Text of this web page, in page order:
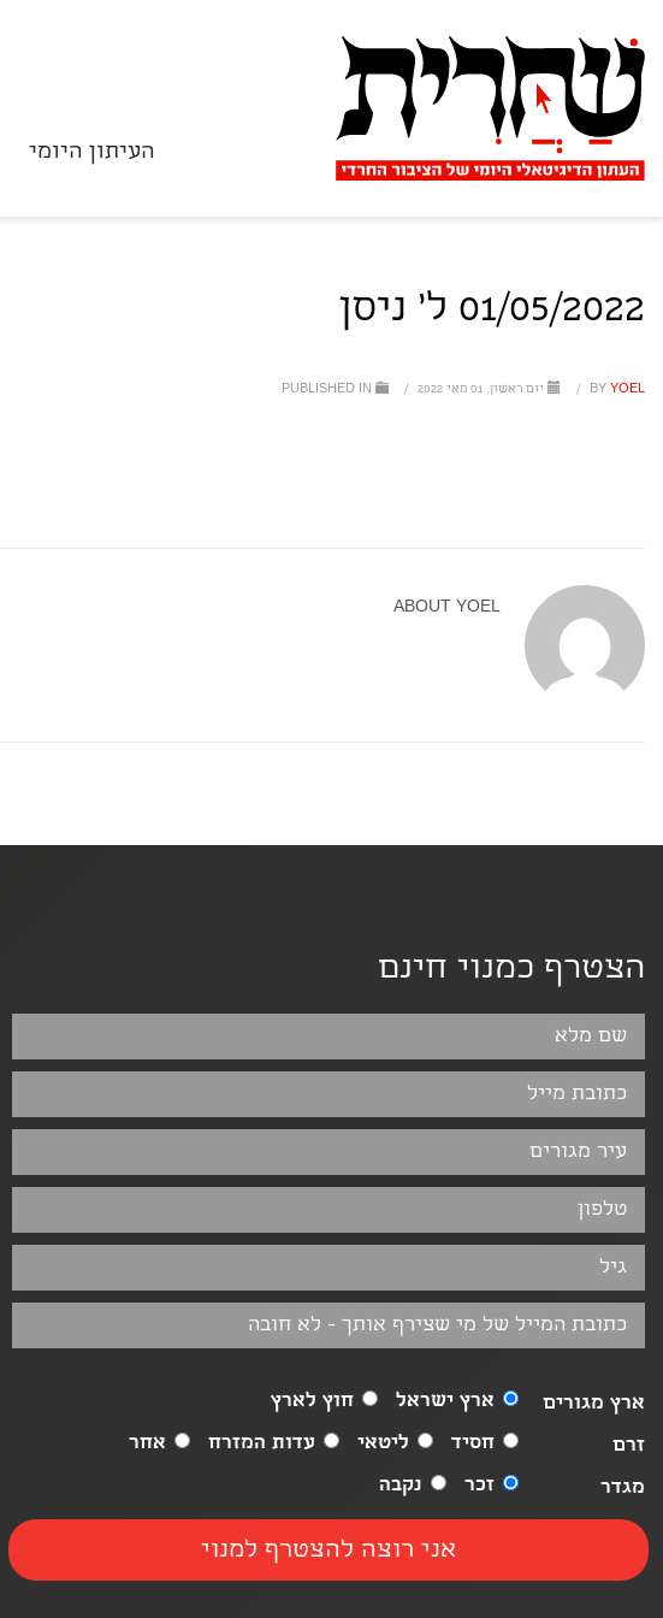
העיתון היומי
01/05/2022 ל' ניסן
BY YOEL
/ יום ראשון, 01 מאי 2022 /
ABOUT YOEL
הצטרף כמנוי חינם
ארץ מגורים ארץ ישראל
חוץ לארץ
זרם
חסיד ליטאי עדות המזרח
אחר
מגדר
זכר נקבה